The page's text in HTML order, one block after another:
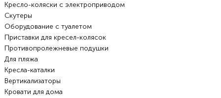
Кресло-коляски с электроприводом
Скутеры
Оборудование с туалетом
Приставки для кресел-колясок
Противопролежневые подушки
Для пляжа
Кресла-каталки
Вертикализаторы
Кровати для дома